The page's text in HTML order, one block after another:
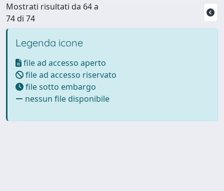
Mostrati risultati da 64 a
74 di 74
Legenda icone
file ad accesso aperto
file ad accesso riservato
file sotto embargo
nessun file disponibile